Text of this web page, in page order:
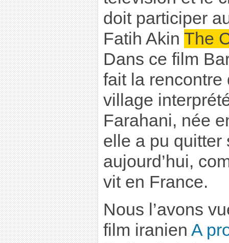
doit participer
Fatih Akin The
Dans ce film
fait la rencontre
village
Farahani, née
elle a pu quitter
aujourd’hui,
vit en France.
Nous l’avons
film iranien A